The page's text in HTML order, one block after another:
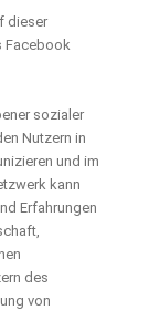
dieser
Facebook
sozialer
Nutzern in
und im
kann
Erfahrungen
des
von